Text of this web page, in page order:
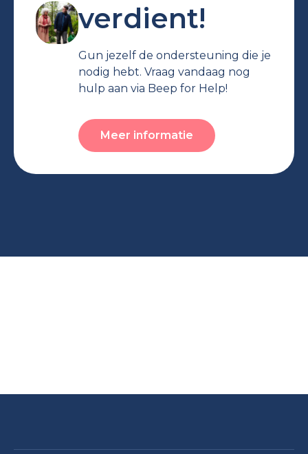
verdient!
Gun jezelf de ondersteuning die je
nodig hebt. Vraag vandaag nog
hulp aan via Beep for Help!
Meer informatie